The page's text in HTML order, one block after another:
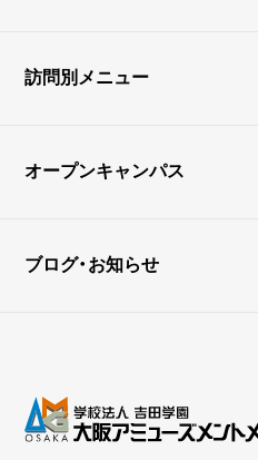
訪問別メニュー
オープンキャンパス
ブログ・お知らせ